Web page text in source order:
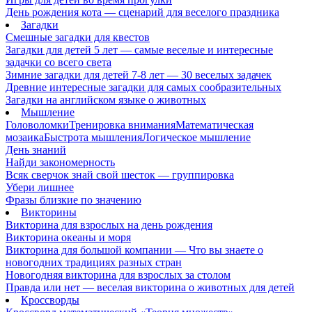
День рождения кота — сценарий для веселого праздника
Загадки
Смешные загадки для квестов
Загадки для детей 5 лет — самые веселые и интересные
задачки со всего света
Зимние загадки для детей 7-8 лет — 30 веселых задачек
Древние интересные загадки для самых сообразительных
Загадки на английском языке о животных
Мышление
ГоловоломкиТренировка вниманияМатематическая
мозаикаБыстрота мышленияЛогическое мышление
День знаний
Найди закономерность
Всяк сверчок знай свой шесток — группировка
Убери лишнее
Фразы близкие по значению
Викторины
Викторина для взрослых на день рождения
Викторина океаны и моря
Викторина для большой компании — Что вы знаете о
новогодних традициях разных стран
Новогодняя викторина для взрослых за столом
Правда или нет — веселая викторина о животных для детей
Кроссворды